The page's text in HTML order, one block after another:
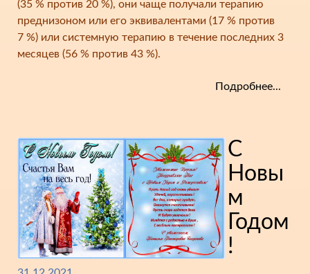
(35 % против 20 %), они чаще получали терапию
преднизоном или его эквивалентами (17 % против
7 %) или системную терапию в течение последних 3
месяцев (56 % против 43 %).
Подробнее...
С
Новы
м
Годом
!